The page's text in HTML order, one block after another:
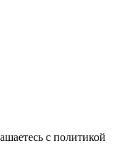
с политикой